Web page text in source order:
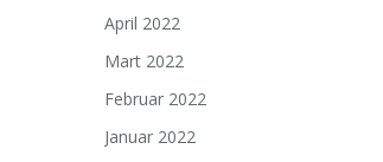
April 2022
Mart 2022
Februar 2022
Januar 2022